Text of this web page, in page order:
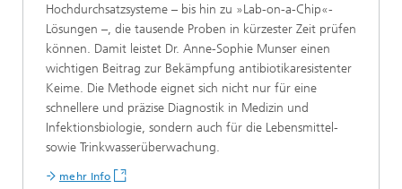
Hochdurchsatzsysteme – bis hin zu »Lab-on-a-Chip«-
Lösungen –, die tausende Proben in kürzester Zeit prüfen
können. Damit leistet Dr. Anne-Sophie Munser einen
wichtigen Beitrag zur Bekämpfung antibiotikaresistenter
Keime. Die Methode eignet sich nicht nur für eine
schnellere und präzise Diagnostik in Medizin und
Infektionsbiologie, sondern auch für die Lebensmittel-
sowie Trinkwasserüberwachung.
mehr Info